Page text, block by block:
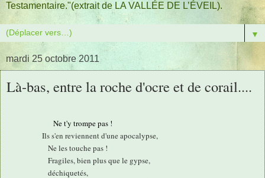
Testamentaire."(extrait de LA VALLÉE DE L’ÉVEIL).
▼
mardi 25 octobre 2011
Là-bas, entre la roche d'ocre et de corail....
Ne t'y trompe pas !
Ils s'en reviennent d'une apocalypse,
Ne les touche pas !
Fragiles, bien plus que le gypse,
déchiquetés,